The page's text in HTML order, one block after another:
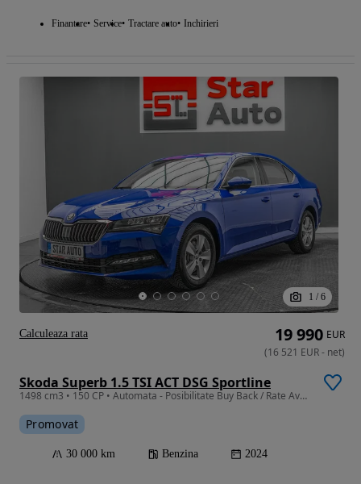
Finantare Service Tractare auto Inchirieri
1 / 6
Skoda Superb 1.5 TSI ACT DSG Sportline
1498 cm3 • 150 CP • Automata - Posibilitate Buy Back / Rate Avans 0% / Garantie 36 Luni
Promovat
30 000 km Benzina 2024
19 990 EUR
(16 521 EUR- net)
Calculeaza rata